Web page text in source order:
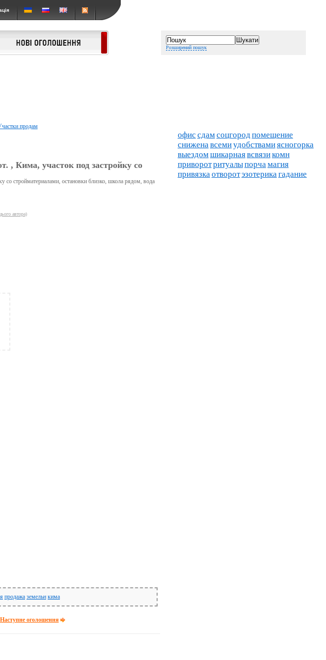
Розширений пошук
продам
, Кима, участок под застройку со
со стройматериалами, остановки близко, школа рядом, вода
автора)
продажа земельн кима
Наступне оголошення
офис сдамсоцгородпомещение
сниженавсемиудобствамиясногорка
выездомшикарнаявсвязикомн
приворотритуалыпорчамагия
привязкаотворотэзотерикагадание